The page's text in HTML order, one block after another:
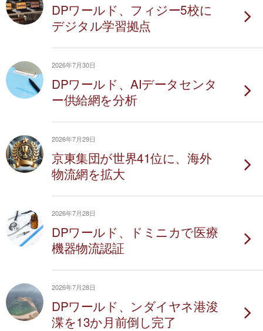
DPワールド、フィジー5校に
デジタル学習拠点
2026年7月30日
DPワールド、AIデータセンタ
ー供給網を分析
2026年7月29日
京東集団が世界41位に、海外
物流網を拡大
2026年7月28日
DPワールド、ドミニカで医療
機器物流認証
2026年7月28日
DPワールド、ンダイヤネ港浚
渫を13か月前倒し完了